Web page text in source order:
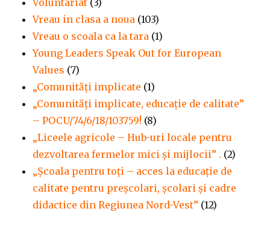
Vreau in clasa a noua (103)
Vreau o scoala ca la tara (1)
Young Leaders Speak Out for European
Values (7)
„Comunități implicate (1)
„Comunități implicate, educație de calitate”
– POCU/74/6/18/103759! (8)
„Liceele agricole – Hub-uri locale pentru
dezvoltarea fermelor mici şi mijlocii” . (2)
„Școala pentru toți – acces la educație de
calitate pentru preșcolari, școlari și cadre
didactice din Regiunea Nord-Vest” (12)